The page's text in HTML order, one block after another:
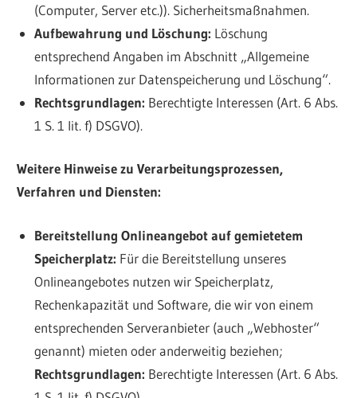
(Computer, Server etc.)). Sicherheitsmaßnahmen.
Aufbewahrung und Löschung: Löschung
entsprechend Angaben im Abschnitt „Allgemeine
Informationen zur Datenspeicherung und Löschung“.
Rechtsgrundlagen: Berechtigte Interessen (Art. 6 Abs.
1 S. 1 lit. f) DSGVO).
Weitere Hinweise zu Verarbeitungsprozessen,
Verfahren und Diensten:
Bereitstellung Onlineangebot auf gemietetem
Speicherplatz: Für die Bereitstellung unseres
Onlineangebotes nutzen wir Speicherplatz,
Rechenkapazität und Software, die wir von einem
entsprechenden Serveranbieter (auch „Webhoster“
genannt) mieten oder anderweitig beziehen;
Rechtsgrundlagen: Berechtigte Interessen (Art. 6 Abs.